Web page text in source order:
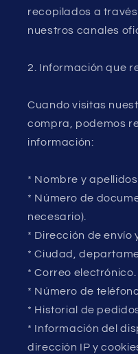
recopilados a
nuestros canales
2. Información que
Cuando visitas
compra, podemos
información:
* Nombre y
* Número de
necesario).
* Dirección de envío
* Ciudad,
* Correo electrónico.
* Número de
* Historial de
* Información del
dirección IP y